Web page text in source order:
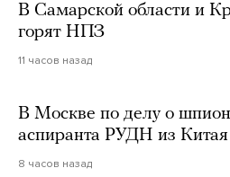
В Самарской области и
горят НПЗ
11 часов назад
В Москве по делу о
аспиранта РУДН из Китая
8 часов назад